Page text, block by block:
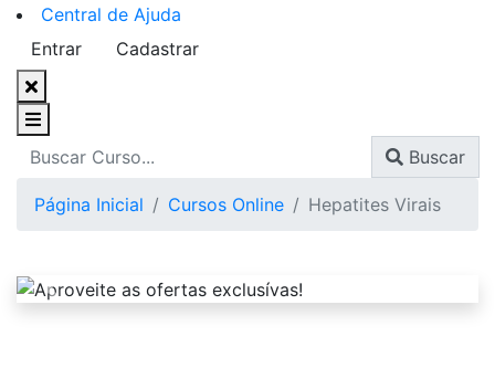
Central de Ajuda
Entrar
Cadastrar
Buscar
Página Inicial Cursos Online Hepatites Virais